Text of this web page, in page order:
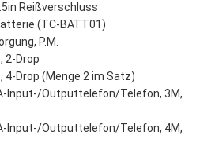
Reißverschluss
(TC-BATT01)
P.M.
2-Drop
4-Drop (Menge 2 im Satz)
Input-/Outputtelefon/Telefon, 3M,
Input-/Outputtelefon/Telefon, 4M,